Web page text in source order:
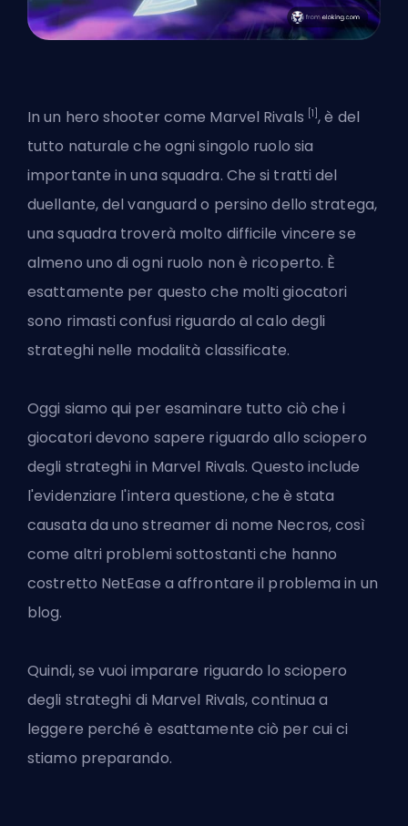
In un hero shooter come Marvel Rivals [1] , è del
tutto naturale che ogni singolo ruolo sia
importante in una squadra. Che si tratti del
duellante, del vanguard o persino dello stratega,
una squadra troverà molto difficile vincere se
almeno uno di ogni ruolo non è ricoperto. È
esattamente per questo che molti giocatori
sono rimasti confusi riguardo al calo degli
strateghi nelle modalità classificate.
Oggi siamo qui per esaminare tutto ciò che i
giocatori devono sapere riguardo allo sciopero
degli strateghi in Marvel Rivals. Questo include
l'evidenziare l'intera questione, che è stata
causata da uno streamer di nome Necros, così
come altri problemi sottostanti che hanno
costretto NetEase a affrontare il problema in un
blog.
Quindi, se vuoi imparare riguardo lo sciopero
degli strateghi di Marvel Rivals, continua a
leggere perché è esattamente ciò per cui ci
stiamo preparando.